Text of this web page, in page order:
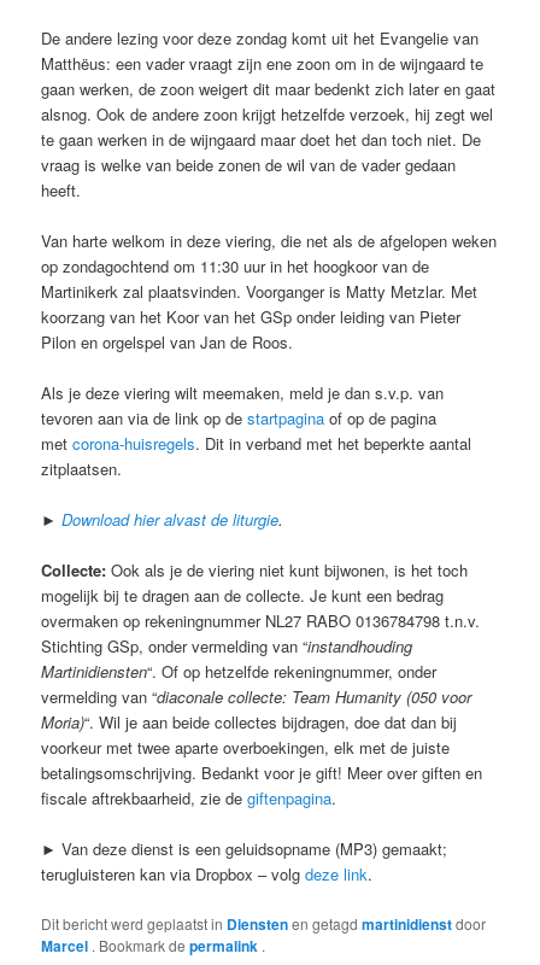
De andere lezing voor deze zondag komt uit het Evangelie van
Matthëus: een vader vraagt zijn ene zoon om in de wijngaard te
gaan werken, de zoon weigert dit maar bedenkt zich later en gaat
alsnog. Ook de andere zoon krijgt hetzelfde verzoek, hij zegt wel
te gaan werken in de wijngaard maar doet het dan toch niet. De
vraag is welke van beide zonen de wil van de vader gedaan
heeft.
Van harte welkom in deze viering, die net als de afgelopen weken
op zondagochtend om 11:30 uur in het hoogkoor van de
Martinikerk zal plaatsvinden. Voorganger is Matty Metzlar. Met
koorzang van het Koor van het GSp onder leiding van Pieter
Pilon en orgelspel van Jan de Roos.
Als je deze viering wilt meemaken, meld je dan s.v.p. van
tevoren aan via de link op destartpagina of op de pagina
metcorona-huisregels. Dit in verband met het beperkte aantal
zitplaatsen.
►Download hier alvast de liturgie.
Collecte: Ook als je de viering niet kunt bijwonen, is het toch
mogelijk bij te dragen aan de collecte. Je kunt een bedrag
overmaken op rekeningnummer NL27 RABO 0136784798 t.n.v.
Stichting GSp, onder vermelding van “instandhouding
Martinidiensten“. Of op hetzelfde rekeningnummer, onder
vermelding van “diaconale collecte: Team Humanity (050 voor
Moria)“. Wil je aan beide collectes bijdragen, doe dat dan bij
voorkeur met twee aparte overboekingen, elk met de juiste
betalingsomschrijving. Bedankt voor je gift! Meer over giften en
fiscale aftrekbaarheid, zie degiftenpagina.
► Van deze dienst is een geluidsopname (MP3) gemaakt;
terugluisteren kan via Dropbox – volgdeze link.
Dit bericht werd geplaatst in Dienstenen getagdmartinidienstdoor
Marcel . Bookmark depermalink .